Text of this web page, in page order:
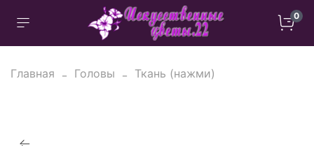
0
Главная Головы Ткань (нажми)